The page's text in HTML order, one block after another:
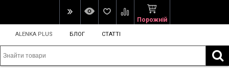
Порожній
ALENKA PLUS БЛОГ СТАТТІ